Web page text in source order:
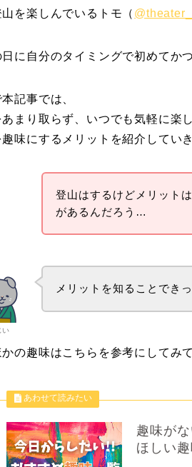
山を楽しんでいるトモ（
に自分のタイミングで初めてか
記事では、
あまり取らず、いつでも気軽に楽
味にするメリットを紹介してい
登山はするけどメリット
があるんだろう…
い
メリットを知ることでき
の趣味はこちらを参考にしてみ
趣味が
ほしい趣